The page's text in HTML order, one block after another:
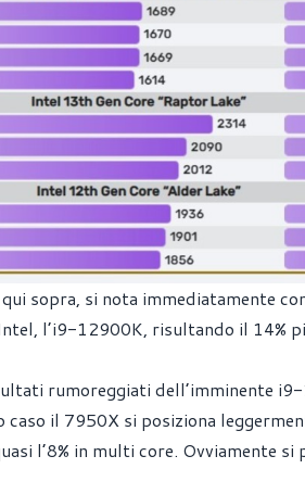
sopra, si nota immediatamente
l’i9-12900K, risultando il 14%
rumoreggiati dell’imminente
il 7950X si posiziona
l’8% in multi core. Ovviamente